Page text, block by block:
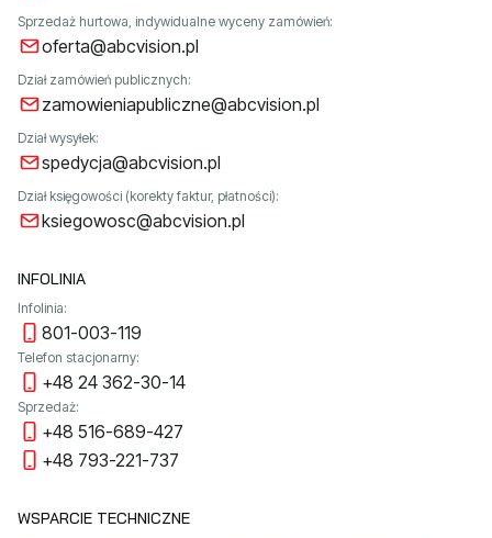
Sprzedaż hurtowa, indywidualne wyceny zamówień:
oferta@abcvision.pl
Dział zamówień publicznych:
zamowieniapubliczne@abcvision.pl
Dział wysyłek:
spedycja@abcvision.pl
Dział księgowości (korekty faktur, płatności):
ksiegowosc@abcvision.pl
INFOLINIA
Infolinia:
801-003-119
Telefon stacjonarny:
+48 24 362-30-14
Sprzedaż:
+48 516-689-427
+48 793-221-737
WSPARCIE TECHNICZNE